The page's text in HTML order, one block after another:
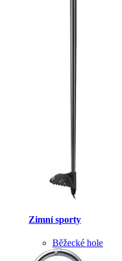
Zimní sporty
Běžecké hole